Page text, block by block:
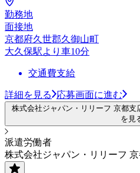
勤務地
面接地
京都府久世郡久御山町
大久保駅より車10分
交通費支給
詳細を見る 応募画面に進む
株式会社ジャパン・リリーフ 京都支
を見
派遣労働者
株式会社ジャパン・リリーフ